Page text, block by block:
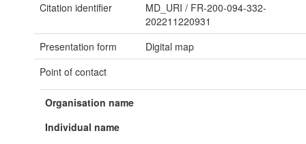
Citation identifier
MD_URI / FR-200-094-332-
202211220931
Presentation form
Digital map
Point of contact
Organisation name
Individual name